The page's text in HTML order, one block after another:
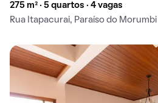
275 m² · 5 quartos · 4 vagas
Rua Itapacurai, Paraíso do Morumbi